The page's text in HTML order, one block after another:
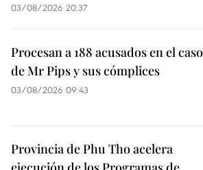
03/08/2026 20:37
Procesan a 188 acusados en el caso
de Mr Pips y sus cómplices
03/08/2026 09:43
Provincia de Phu Tho acelera